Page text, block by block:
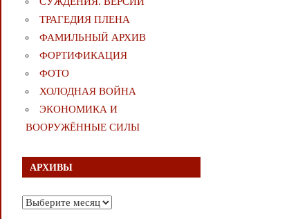
ТРАГЕДИЯ ПЛЕНА
ФАМИЛЬНЫЙ АРХИВ
ФОРТИФИКАЦИЯ
ФОТО
ХОЛОДНАЯ ВОЙНА
ЭКОНОМИКА И
ВООРУЖЁННЫЕ СИЛЫ
АРХИВЫ
Архивы